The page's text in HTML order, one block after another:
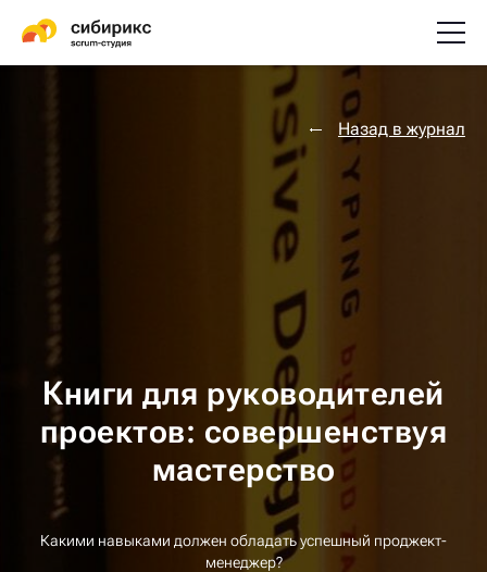
Назад в журнал
Книги для руководителей
проектов: совершенствуя
мастерство
Какими навыками должен обладать успешный проджект-
менеджер?